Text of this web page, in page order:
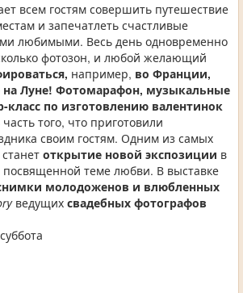
всем гостям совершить путешествие
и запечатлеть счастливые
любимыми. Весь день одновременно
фотозон, и любой желающий
например, во Франции,
Луне! Фотомарафон, музыкальные
класс по изготовлению валентинок
того, что приготовили
своим гостям. Одним из самых
открытие новой экспозиции в
посвященной теме любви. В выставке
молодоженов и влюбленных
ведущих свадебных фотографов
суббота